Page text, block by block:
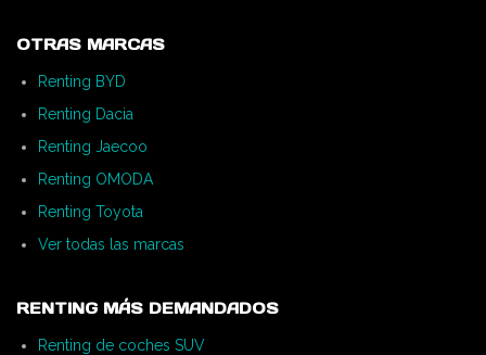
OTRAS MARCAS
Renting BYD
Renting Dacia
Renting Jaecoo
Renting OMODA
Renting Toyota
Ver todas las marcas
RENTING MÁS DEMANDADOS
Renting de coches SUV